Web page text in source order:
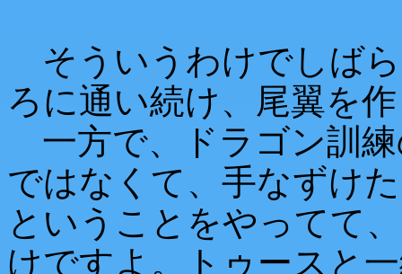
そういうわけでしば
ろに通い続け、尾翼を
一方で、ドラゴン訓
ではなくて、手なずけ
ということをやってて
けですよ。トゥースと